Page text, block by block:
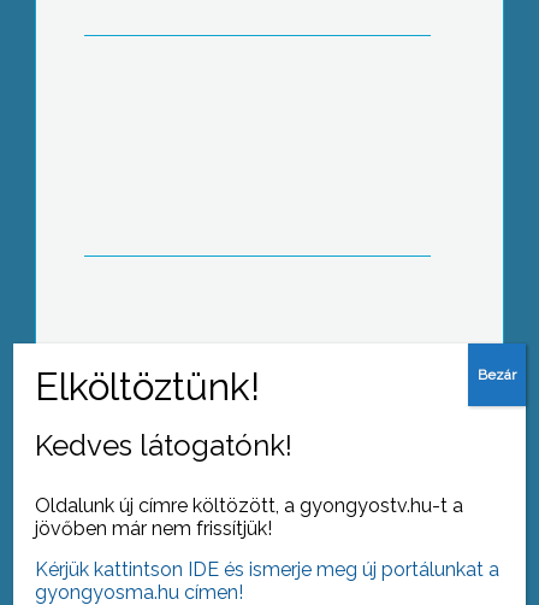
Gyöngyösi borászok szerepeltek
sikeresen egy nagy nemzetközi
Vinitaly-n
Kedves látogatónk!
Oldalunk új címre költözött, a gyongyostv.hu-t a
jövőben már nem frissítjük!
Kérjük kattintson IDE és ismerje meg új portálunkat a
gyongyosma.hu címen!